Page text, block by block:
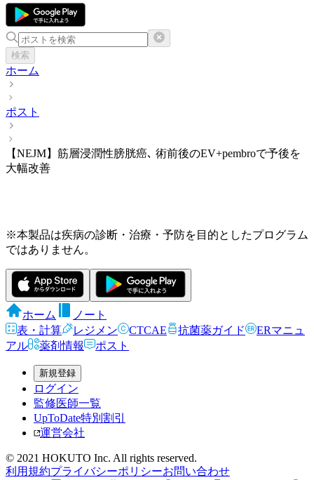
検索
ホーム
ポスト
【NEJM】筋層浸潤性膀胱癌､ 術前後のEV+pembroで予後を
大幅改善
※本製品は疾病の診断・治療・予防を目的としたプログラム
ではありません。
ホーム
ノート
表・計算
レジメン CTCAE 抗菌薬ガイド
ERマニュ
アル
薬剤情報 ポスト
新規登録
ログイン
監修医師一覧
UpToDate特別割引
運営会社
© 2021 HOKUTO Inc. All rights reserved.
利用規約プライバシーポリシーお問い合わせ